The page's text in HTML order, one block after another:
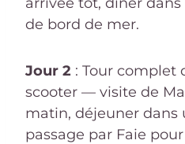
de bord de mer.
Jour 2 : Tour complet
scooter — visite de
matin, déjeuner dans
passage par Faie